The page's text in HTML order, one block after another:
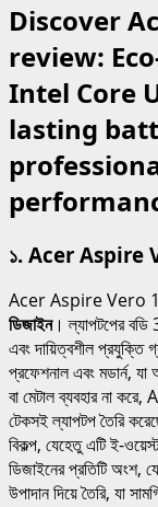
Discover
review:
Intel Core
lasting
১. Acer Aspire
Acer Aspire Vero
ডিজাইন। ল্যাপটপের বডি
এবং দায়িত্বশীল প্রযুক্তি
প্রফেশনাল এবং মডার্ন,
বা মেটাল ব্যবহার না
টেকসই ল্যাপটপ তৈরি
বিকল্প, যেহেতু এটি ই-
ডিজাইনের প্রতিটি অংশ,
উপাদান দিয়ে তৈরি, যা